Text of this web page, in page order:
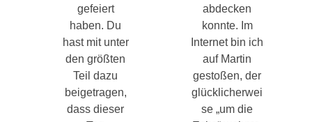
gefeiert
haben. Du
hast mit unter
den größten
Teil dazu
beigetragen,
dass dieser
abdecken
konnte. Im
Internet bin ich
auf Martin
gestoßen, der
glücklicherwei
se „um die